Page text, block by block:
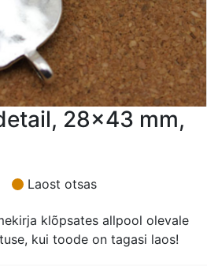
28×43 mm,
Laost otsas
klõpsates allpool olevale
kui toode on tagasi laos!